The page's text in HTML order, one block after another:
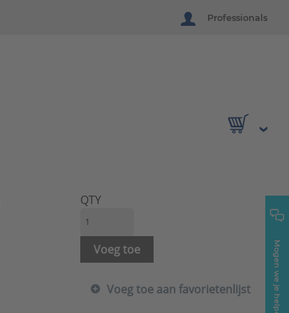
Professionals
Mogen we je helpen?
QTY
Voeg toe
Voeg toe aan favorietenlijst